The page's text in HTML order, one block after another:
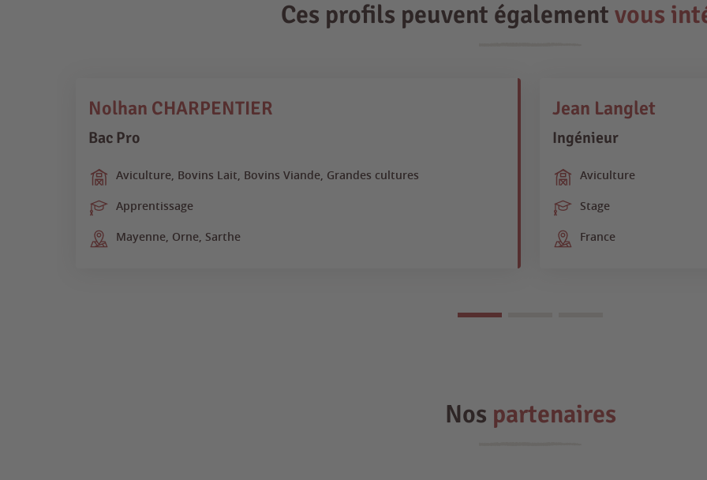
Ces profils peuvent également vous
Nolhan CHARPENTIER
Bac Pro
Aviculture, Bovins Lait, Bovins Viande, Grandes cultures
Apprentissage
Mayenne, Orne, Sarthe
Jean Langlet
Ingénieur
Aviculture
Stage
France
Nos partenaires